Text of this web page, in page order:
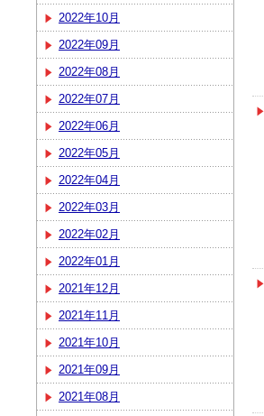
2022年10月
2022年09月
2022年08月
2022年07月
2022年06月
2022年05月
2022年04月
2022年03月
2022年02月
2022年01月
2021年12月
2021年11月
2021年10月
2021年09月
2021年08月